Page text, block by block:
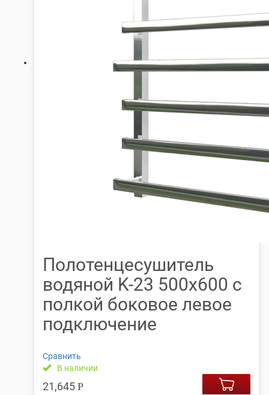
Полотенцесушитель
водяной K-23 500х600 с
полкой боковое левое
подключение
Сравнить
В наличии
21,645 Р